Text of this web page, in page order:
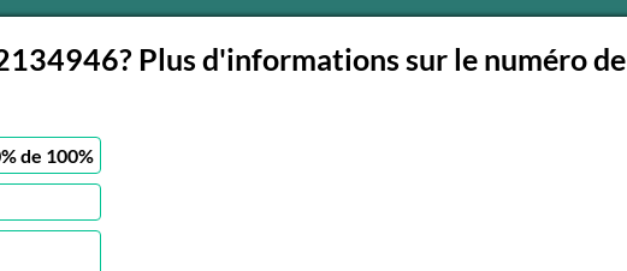
Plus d'informations sur le numéro de
% de 100%